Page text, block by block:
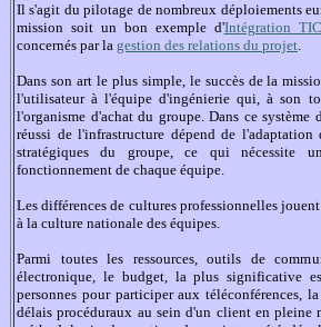
Il s'agit du pilotage de nombreux déploiements
mission soit un bon exemple d'Intégration TIC
concernés par la gestion des relations du projet.
Dans son art le plus simple, le succès de la
l'utilisateur à l'équipe d'ingénierie qui, à son
l'organisme d'achat du groupe. Dans ce
réussi de l'infrastructure dépend de l'adaptation
stratégiques du groupe, ce qui nécessite
fonctionnement de chaque équipe.
Les différences de cultures professionnelles
à la culture nationale des équipes.
Parmi toutes les ressources, outils de
électronique, le budget, la plus significative
personnes pour participer aux téléconférences,
délais procéduraux au sein d'un client en